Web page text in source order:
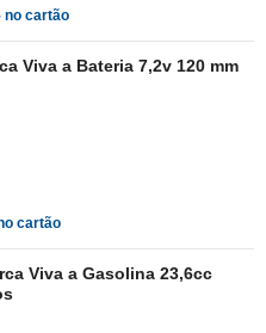
no cartão
Viva a Bateria 7,2v 120 mm
cartão
Viva a Gasolina 23,6cc